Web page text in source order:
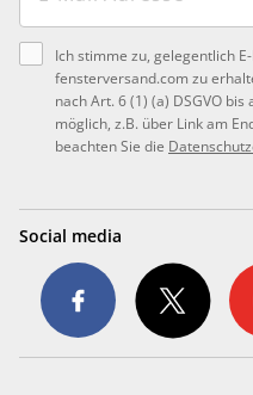
Ich stimme zu, gelegentlich
fensterversand.com zu
nach Art. 6 (1) (a) DSGVO
möglich, z.B. über Link am
beachten Sie die
Social media